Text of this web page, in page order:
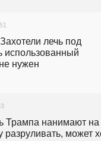
лечь под
использованный
нужен
Трампа нанимают на
разруливать, может